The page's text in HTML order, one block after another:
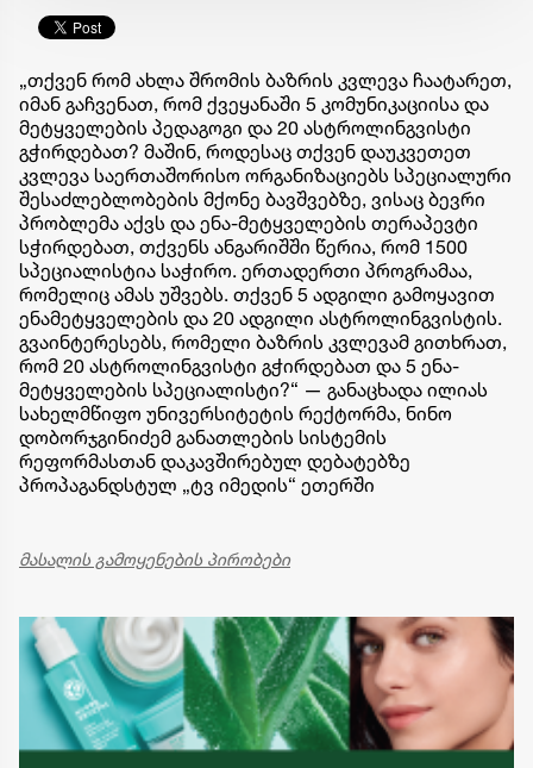
„თქვენ რომ ახლა შრომის ბაზრის კვლევა ჩაატარეთ,
იმან გაჩვენათ, რომ ქვეყანაში 5 კომუნიკაციისა და
მეტყველების პედაგოგი და 20 ასტროლინგვისტი
გჭირდებათ? მაშინ, როდესაც თქვენ დაუკვეთეთ
კვლევა საერთაშორისო ორგანიზაციებს სპეციალური
შესაძლებლობების მქონე ბავშვებზე, ვისაც ბევრი
პრობლემა აქვს და ენა-მეტყველების თერაპევტი
სჭირდებათ, თქვენს ანგარიშში წერია, რომ 1500
სპეციალისტია საჭირო. ერთადერთი პროგრამაა,
რომელიც ამას უშვებს. თქვენ 5 ადგილი გამოყავით
ენამეტყველების და 20 ადგილი ასტროლინგვისტის.
გვაინტერესებს, რომელი ბაზრის კვლევამ გითხრათ,
რომ 20 ასტროლინგვისტი გჭირდებათ და 5 ენა-
მეტყველების სპეციალისტი?“ — განაცხადა ილიას
სახელმწიფო უნივერსიტეტის რექტორმა, ნინო
დობორჯგინიძემ განათლების სისტემის
რეფორმასთან დაკავშირებულ დებატებზე
პროპაგანდსტულ „ტვ იმედის“ ეთერში
მასალის გამოყენების პირობები